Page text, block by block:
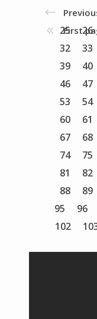
First
25
26
32
33
39
40
46
47
53
54
60
61
67
68
74
75
81
82
88
89
95
96
102